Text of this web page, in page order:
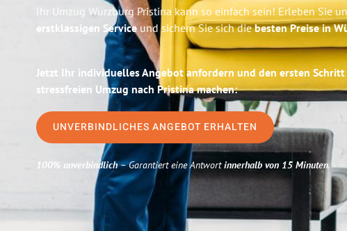
Ihr Umzug Würzburg Pristina kann so einfach sein! Erleben Sie
erstklassigen Serviceund sichern Sie sich diebesten Preise in
Jetzt Ihr individuelles Angebot anfordern und den ersten Schritt
stressfreien Umzug nach Pristina machen:
UNVERBINDLICHES ANGEBOT ERHALTEN
100% unverbindlich– Garantiert eine Antwortinnerhalb von 15 Minuten.